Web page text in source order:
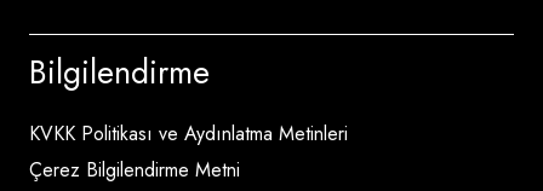
Bilgilendirme
KVKK Politikası ve Aydınlatma Metinleri
Çerez Bilgilendirme Metni